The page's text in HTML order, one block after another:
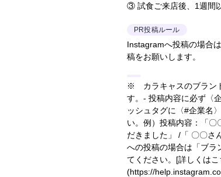
③ 試食ご来店後、1週間
PR投稿ルール
Instagramへ投稿の場合
稿をお願いします。
※ カラキャスのブラン
す。- 投稿内容に必ず〈
ッシュタグに〈#企業名
い。 例）投稿内容：「〇
だきました」 /「 〇〇さ
への投稿の場合は「ブラ
てください。 [詳しくはこ
(https://